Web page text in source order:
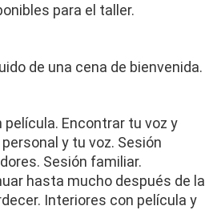
para el taller.
de una cena de bienvenida.
película. Encontrar tu voz y
y tu voz. Sesión
Sesión familiar.
hasta mucho después de la
Interiores con película y